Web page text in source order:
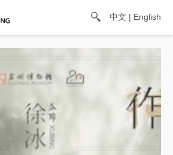
中文 | English